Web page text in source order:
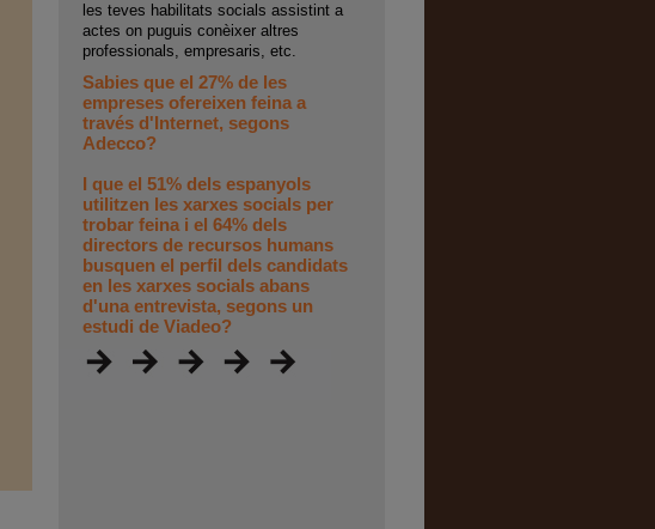
les teves habilitats socials assistint a
actes on puguis conèixer altres
professionals, empresaris, etc.
Sabies que el 27% de les
empreses ofereixen feina a
través d'Internet, segons
Adecco?
I que el 51% dels espanyols
utilitzen les xarxes socials per
trobar feina i el 64% dels
directors de recursos humans
busquen el perfil dels candidats
en les xarxes socials abans
d'una entrevista, segons un
estudi de Viadeo?